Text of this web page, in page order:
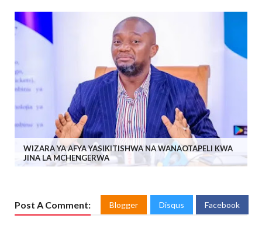
WIZARA YA AFYA YASIKITISHWA NA WANAOTAPELI KWA
JINA LA MCHENGERWA
Post A Comment: Blogger Disqus Facebook